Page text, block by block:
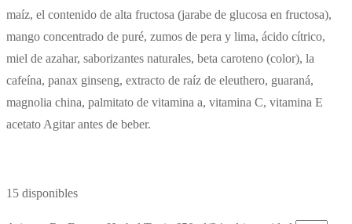
maíz, el contenido de alta fructosa (jarabe de glucosa en fructosa),
mango concentrado de puré, zumos de pera y lima, ácido cítrico,
miel de azahar, saborizantes naturales, beta caroteno (color), la
cafeína, panax ginseng, extracto de raíz de eleuthero, guaraná,
magnolia china, palmitato de vitamina a, vitamina C, vitamina E
acetato Agitar antes de beber.
15 disponibles